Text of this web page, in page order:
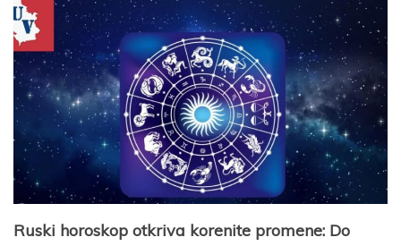
Ruski horoskop otkriva korenite promene: Do